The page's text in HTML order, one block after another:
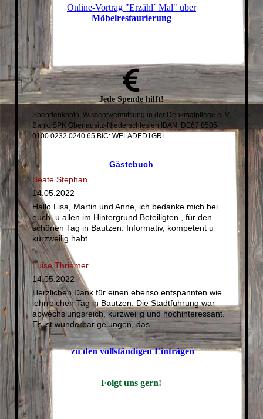
Online-Vortrag "Erzähl´ Mal" über
Möbelrestaurierung
JedeSpendehilft!
Spendenkonto: Wissensvermittlung in der Denkmalpflege e. V.
Bank: SPK Oberlausitz-Niederschlesien IBAN: DE67 8505
0100 0232 0240 65 BIC: WELADED1GRL
Gästebuch
Beate Stephan
14.05.2022
Hallo Lisa, Martin und Anne, ich bedanke mich bei
euch, u allen im Hintergrund Beteiligten , für den
schönen Tag in Bautzen. Informativ, kompetent u
kurzweilig habt ...
Luise Thriemer
14.05.2022
Herzlichen Dank für einen ebenso entspannten wie
lehrreichen Tag in Bautzen. Die Stadtführung war
abwechslungsreich, kurzweilig und hochinteressant.
Es ist wunderbar gelungen, das ...
zu den vollständigen Einträgen
Folgt uns gern!